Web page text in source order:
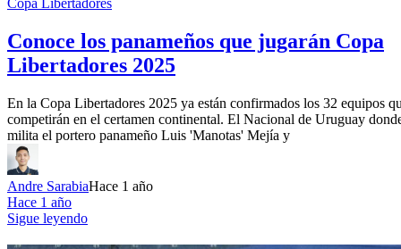
Copa Libertadores
Conoce los panameños que jugarán Copa
Libertadores 2025
En la Copa Libertadores 2025 ya están confirmados los 32 equipos
competirán en el certamen continental. El Nacional de Uruguay
milita el portero panameño Luis 'Manotas' Mejía y
Andre SarabiaHace 1 año
Hace 1 año
Sigue leyendo